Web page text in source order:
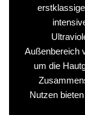
Außenbereich
um die
Nutzen